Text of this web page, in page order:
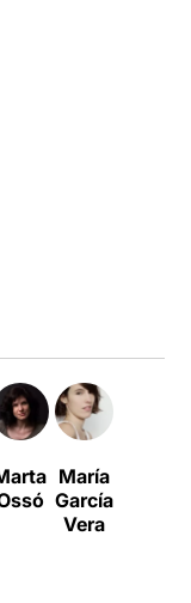
María
García
Vera